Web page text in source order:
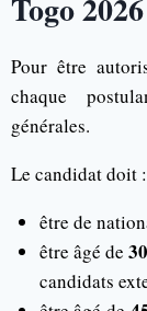
Togo
Pour être
chaque
générales.
Le candidat doit :
être de
être âgé de
candidats